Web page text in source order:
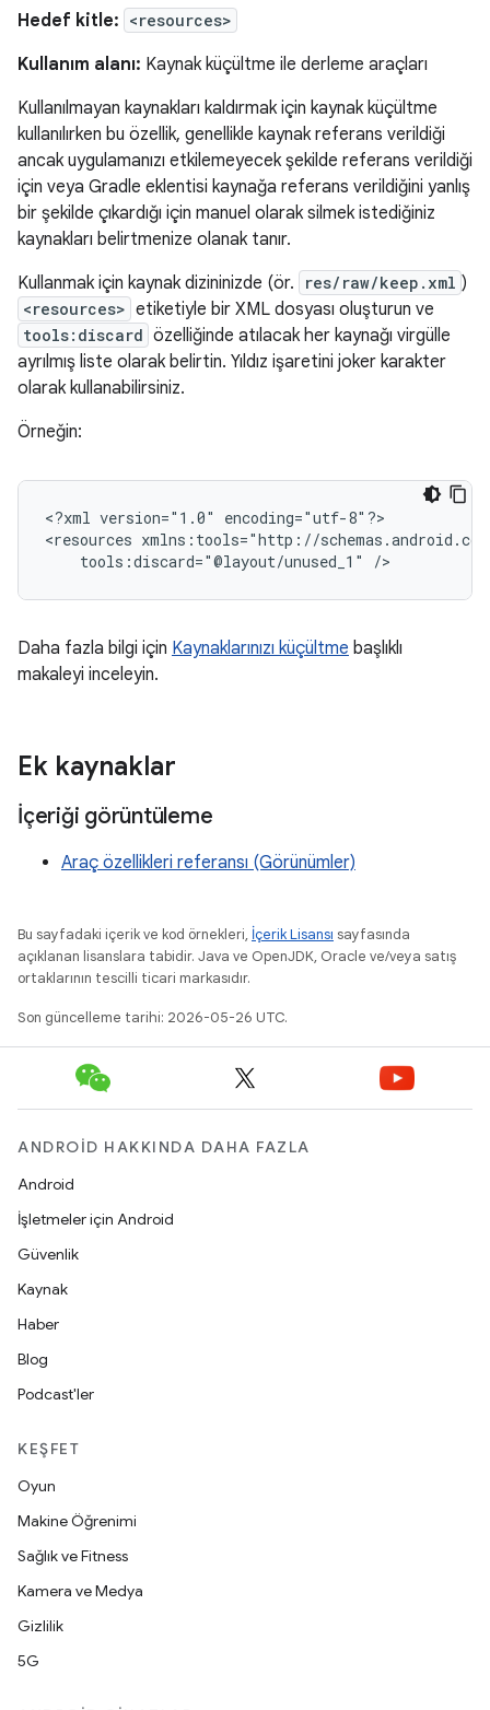
Hedef kitle: <resources>
Kullanım alanı: Kaynak küçültme ile derleme araçları
Kullanılmayan kaynakları kaldırmak için kaynak küçültme
kullanılırken bu özellik, genellikle kaynak referans verildiği
ancak uygulamanızı etkilemeyecek şekilde referans verildiği
için veya Gradle eklentisi kaynağa referans verildiğini yanlış
bir şekilde çıkardığı için manuel olarak silmek istediğiniz
kaynakları belirtmenize olanak tanır.
Kullanmak için kaynak dizininizde (ör.
res/raw/keep.xml )
<resources> etiketiyle bir XML dosyası oluşturun ve
tools:discard özelliğinde atılacak her kaynağı virgülle
ayrılmış liste olarak belirtin. Yıldız işaretini joker karakter
olarak kullanabilirsiniz.
Örneğin:
<?xml version="1.0"
encoding="utf-8"?>
<resources
tools:discard="@layout/unused_1"
Daha fazla bilgi için Kaynaklarınızı küçültme başlıklı
makaleyi inceleyin.
Ek kaynaklar
İçeriği görüntüleme
Araç özellikleri referansı (Görünümler)
Bu sayfadaki içerik ve kod örnekleri, İçerik Lisansı sayfasında
açıklanan lisanslara tabidir. Java ve OpenJDK, Oracle ve/veya satış
ortaklarının tescilli ticari markasıdır.
Son güncelleme tarihi: 2026-05-26 UTC.
ANDROID HAKKINDA DAHA FAZLA
Android
İşletmeler için Android
Güvenlik
Kaynak
Haber
Blog
Podcast'ler
KEŞFET
Oyun
Makine Öğrenimi
Sağlık ve Fitness
Kamera ve Medya
Gizlilik
5G